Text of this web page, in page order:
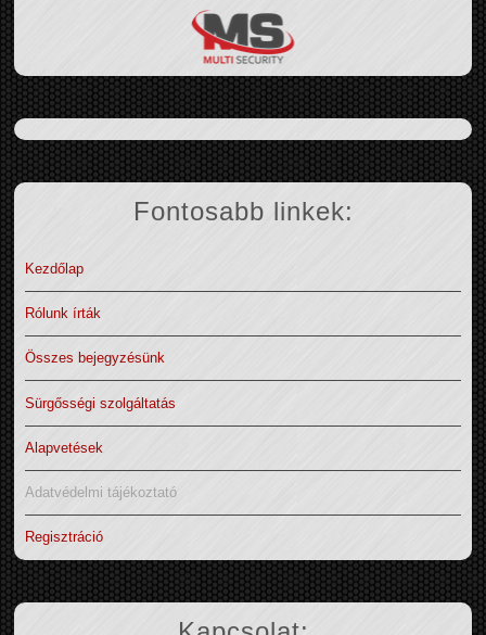
Fontosabb linkek:
Kezdőlap
Rólunk írták
Összes bejegyzésünk
Sürgősségi szolgáltatás
Alapvetések
Adatvédelmi tájékoztató
Regisztráció